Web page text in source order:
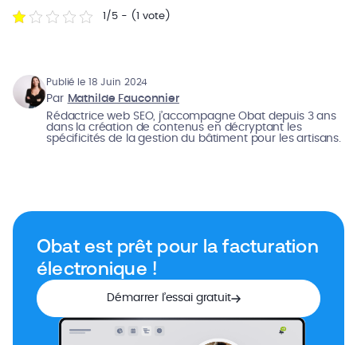
1/5 - (1 vote)
Publié le 18 Juin 2024
Par Mathilde Fauconnier
Rédactrice web SEO, j’accompagne Obat depuis 3 ans
dans la création de contenus en décryptant les
spécificités de la gestion du bâtiment pour les artisans.
Obat est prêt pour la facturation
électronique !
Démarrer l’essai gratuit